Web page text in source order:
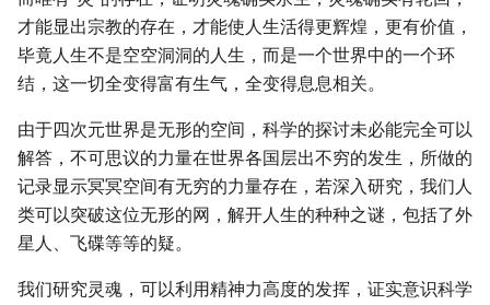
才能显出宗教的存在，才能使人生活得更辉煌，更有价值，
毕竟人生不是空空洞洞的人生，而是一个世界中的一个环
结，这一切全变得富有生气，全变得息息相关。
由于四次元世界是无形的空间，科学的探讨未必能完全可以
解答，不可思议的力量在世界各国层出不穷的发生，所做的
记录显示冥冥空间有无穷的力量存在，若深入研究，我们人
类可以突破这位无形的网，解开人生的种种之谜，包括了外
星人、飞碟等等的疑。
我们研究灵魂，可以利用精神力高度的发挥，证实意识科学